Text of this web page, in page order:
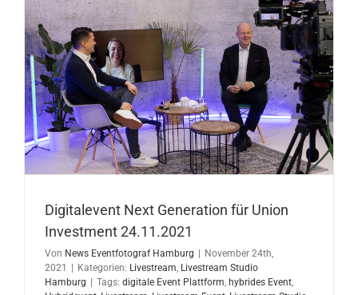
Digitalevent Next Generation für Union
Investment 24.11.2021
Von News Eventfotograf Hamburg
November 24th,
2021
Kategorien: Livestream, Livestream Studio
Hamburg
Tags: digitale Event Plattform, hybrides Event,